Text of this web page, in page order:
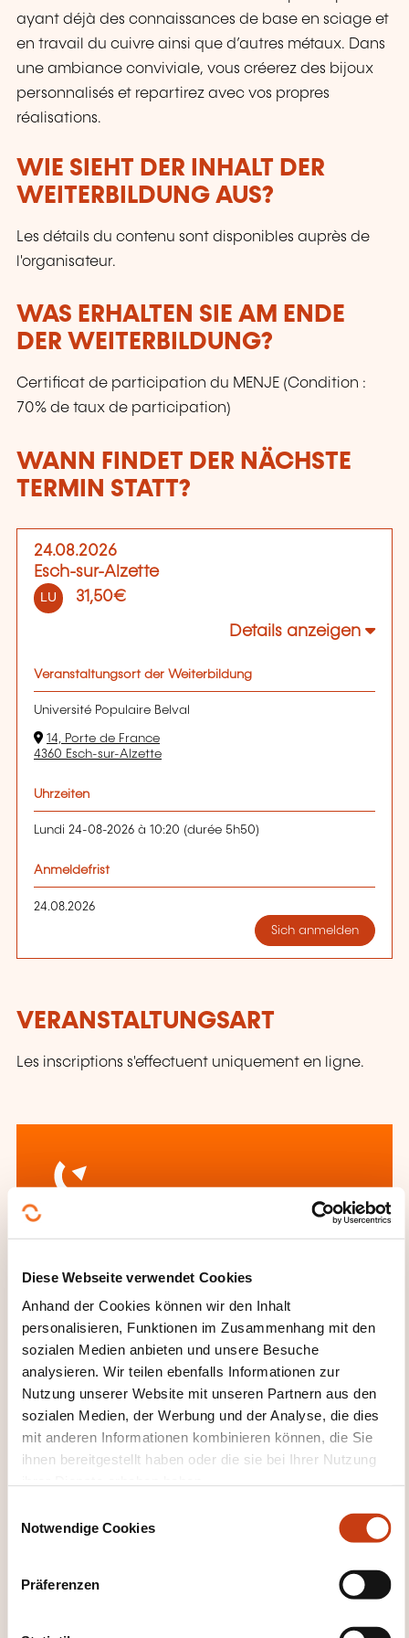
Diese Webseite verwendet Cookies
Anhand der Cookies können wir den Inhalt
personalisieren, Funktionen im Zusammenhang mit den
sozialen Medien anbieten und unsere Besuche
analysieren. Wir teilen ebenfalls Informationen zur
Nutzung unserer Website mit unseren Partnern aus den
sozialen Medien, der Werbung und der Analyse, die dies
mit anderen Informationen kombinieren können, die Sie
ihnen bereitgestellt haben oder die sie bei Ihrer Nutzung
Notwendige Cookies
Präferenzen
ayant déjà des connaissances de base en sciage et
en travail du cuivre ainsi que d’autres métaux. Dans
une ambiance conviviale, vous créerez des bijoux
personnalisés et repartirez avec vos propres
réalisations.
WIE SIEHT DER INHALT DER
WEITERBILDUNG AUS?
Les détails du contenu sont disponibles auprès de
l'organisateur.
WAS ERHALTEN SIE AM ENDE
DER WEITERBILDUNG?
Certificat de participation du MENJE (Condition :
70% de taux de participation)
WANN FINDET DER NÄCHSTE
TERMIN STATT?
24.08.2026
Esch-sur-Alzette
LU 31,50€
Details anzeigen
Veranstaltungsort der Weiterbildung
Université Populaire Belval
14, Porte de France
4360 Esch-sur-Alzette
Uhrzeiten
Lundi 24-08-2026 à 10:20 (durée 5h50)
Anmeldefrist
24.08.2026
Sich anmelden
VERANSTALTUNGSART
Les inscriptions s'effectuent uniquement en ligne.
Wie kann ich das
Weiterbildungsinstitut
kontaktieren?
UniPop
info@unipop.lu
+352 247 56 400
Mehr zum Weiterbildungsanbieter:
Ministère de l'Éducation nationale, de